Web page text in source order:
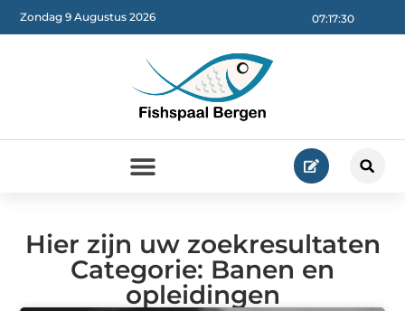
07:17:31
Zondag 9 Augustus 2026
Hier zijn uw zoekresultaten
Categorie: Banen en
opleidingen